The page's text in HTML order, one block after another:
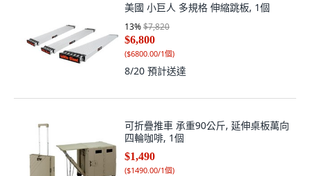
美國 小巨人 多規格 伸縮跳板, 1個
13%$7,820
$6,800
($6800.00/1個)
8/20 預計送達
可折疊推車 承重90公斤, 延伸桌板萬向
四輪咖啡, 1個
$1,490
($1490.00/1個)